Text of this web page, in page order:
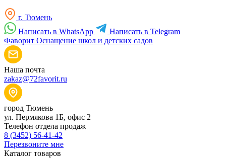
г. Тюмень
Написать в WhatsApp
Написать в Telegram
Фаворит Оснащение школ и детских садов
Наша почта
zakaz@72favorit.ru
город Тюмень
ул. Пермякова 1Б, офис 2
Телефон отдела продаж
8 (3452) 56-41-42
Перезвоните мне
Каталог товаров